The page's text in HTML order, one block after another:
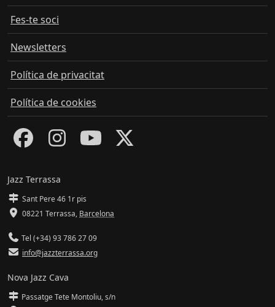
Fes-te soci
Newsletters
Política de privacitat
Política de cookies
Jazz Terrassa
Sant Pere 46 1r pis
08221 Terrassa, Barcelona
Tel (+34) 93 786 27 09
info@jazzterrassa.org
Nova Jazz Cava
Passatge Tete Montoliu, s/n